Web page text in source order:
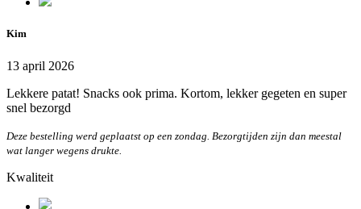
Kim
13 april 2026
Lekkere patat! Snacks ook prima. Kortom, lekker gegeten en super
snel bezorgd
Deze bestelling werd geplaatst op een zondag. Bezorgtijden zijn dan meestal
wat langer wegens drukte.
Kwaliteit